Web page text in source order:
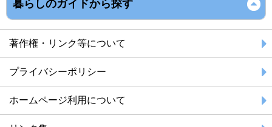
暮らしのガイドから探す
著作権・リンク等について
プライバシーポリシー
ホームページ利用について